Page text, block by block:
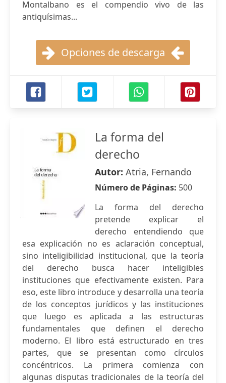
Montalbano es el compendio vivo de las
antiquísimas...
Opciones de descarga
La forma del
derecho
Autor: Atria, Fernando
Número de Páginas: 500
La forma del derecho
pretende explicar el
derecho entendiendo que
esa explicación no es aclaración conceptual,
sino inteligibilidad institucional, que la teoría
del derecho busca hacer inteligibles
instituciones que efectivamente existen. Para
eso, este libro introduce y desarrolla una teoría
de los conceptos jurídicos y las instituciones
que luego es aplicada a las estructuras
fundamentales que definen el derecho
moderno. El libro está estructurado en tres
partes, que se presentan como círculos
concéntricos. La primera comienza con
algunas disputas tradicionales de la teoría del